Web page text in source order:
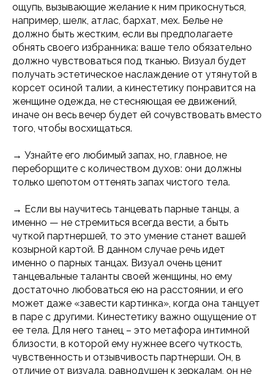
ощупь, вызывающие желание к ним прикоснуться,
например, шелк, атлас, бархат, мех. Белье не
должно быть жестким, если вы предполагаете
обнять своего избранника: ваше тело обязательно
должно чувствоваться под тканью. Визуал будет
получать эстетическое наслаждение от утянутой в
корсет осиной талии, а кинестетику понравится на
женщине одежда, не стесняющая ее движений,
иначе он весь вечер будет ей сочувствовать вместо
того, чтобы восхищаться.
→ Узнайте его любимый запах, но, главное, не
переборщите с количеством духов: они должны
только шепотом оттенять запах чистого тела.
→ Если вы научитесь танцевать парные танцы, а
именно — не стремиться всегда вести, а быть
чуткой партнершей, то это умение станет вашей
козырной картой. В данном случае речь идет
именно о парных танцах. Визуал очень ценит
танцевальные таланты своей женщины, но ему
достаточно любоваться ею на расстоянии, и его
может даже «завести картинка», когда она танцует
в паре с другими. Кинестетику важно ощущение от
ее тела. Для него танец – это метафора интимной
близости, в которой ему нужнее всего чуткость,
чувственность и отзывчивость партнерши. Он, в
отличие от визуала, равнодушен к зеркалам, он не